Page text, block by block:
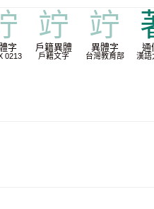
字
0213
竚
戶籍異體
戶籍文字
竚
異體字
台灣教育部
通
漢語